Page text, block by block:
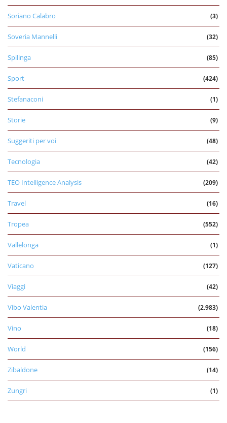
Soriano Calabro (3)
Soveria Mannelli (32)
Spilinga (85)
Sport (424)
Stefanaconi (1)
Storie (9)
Suggeriti per voi (48)
Tecnologia (42)
TEO Intelligence Analysis (209)
Travel (16)
Tropea (552)
Vallelonga (1)
Vaticano (127)
Viaggi (42)
Vibo Valentia (2.983)
Vino (18)
World (156)
Zibaldone (14)
Zungri (1)